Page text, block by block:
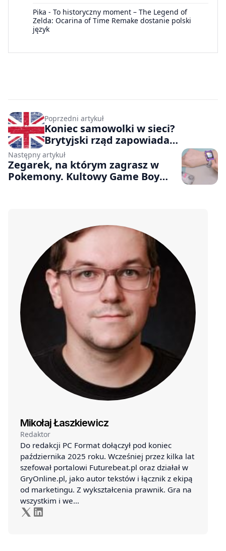
Pika - To historyczny moment – The Legend of
Zelda: Ocarina of Time Remake dostanie polski
język
Poprzedni artykuł
Koniec samowolki w sieci?
Brytyjski rząd zapowiada
ograniczenia w korzystaniu z
mediów społecznościowych dla
nieletnich
Następny artykuł
Zegarek, na którym zagrasz w
Pokemony. Kultowy Game Boy
Mikołaj Łaszkiewicz
Redaktor
Do redakcji PC Format dołączył pod koniec
października 2025 roku. Wcześniej przez kilka lat
szefował portalowi Futurebeat.pl oraz działał w
GryOnline.pl, jako autor tekstów i łącznik z ekipą
od marketingu. Z wykształcenia prawnik. Gra na
wszystkim i we…